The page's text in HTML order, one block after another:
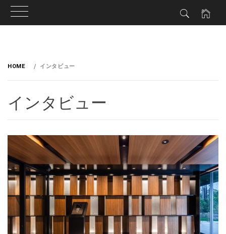
HOME インタビュー
インタビュー